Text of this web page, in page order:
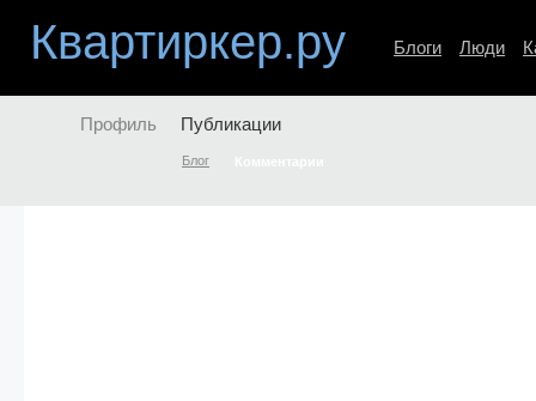
Квартиркер.ру Блоги Люди
Профиль Публикации
Блог